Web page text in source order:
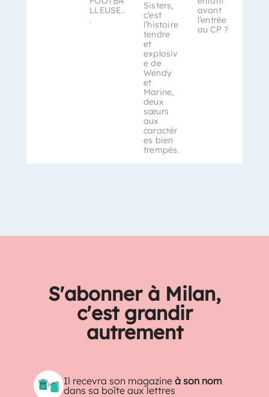
LLEUSE..
.
Sisters,
c’est
l’histoire
tendre
et
explosiv
e de
Wendy
et
Marine,
deux
sœurs
aux
caractèr
es bien
trempés.
avant
l’entrée
au CP ?
S'abonner à Milan,
c'est grandir
autrement
Il recevra son magazineà son nom
dans sa boîte aux lettres